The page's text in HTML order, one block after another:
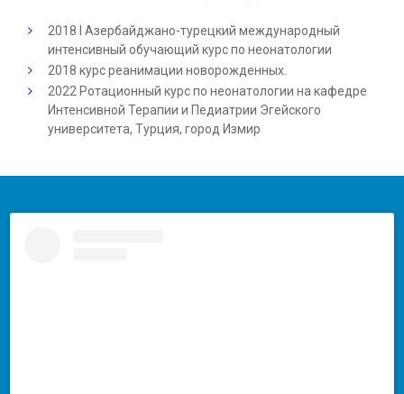
2018 I Азербайджано-турецкий международный
интенсивный обучающий курс по неонатологии
2018 курс реанимации новорожденных.
2022 Ротационный курс по неонатологии на кафедре
Интенсивной Терапии и Педиатрии Эгейского
университета, Турция, город Измир